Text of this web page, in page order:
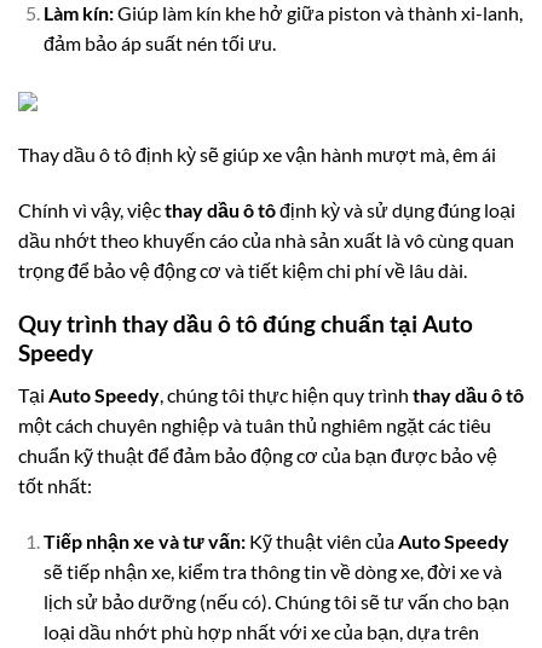
Làm kín:Giúp làm kín khe hở giữa piston và thành xi-lanh,
đảm bảo áp suất nén tối ưu.
Thay dầu ô tô định kỳ sẽ giúp xe vận hành mượt mà, êm ái
Chính vì vậy, việcthay dầu ô tôđịnh kỳ và sử dụng đúng loại
dầu nhớt theo khuyến cáo của nhà sản xuất là vô cùng quan
trọng để bảo vệ động cơ và tiết kiệm chi phí về lâu dài.
Quy trình thay dầu ô tô đúng chuẩn tại Auto
Speedy
Tại Auto Speedy, chúng tôi thực hiện quy trình thay dầu ô tô
một cách chuyên nghiệp và tuân thủ nghiêm ngặt các tiêu
chuẩn kỹ thuật để đảm bảo động cơ của bạn được bảo vệ
tốt nhất:
Tiếp nhận xe và tư vấn:Kỹ thuật viên của Auto Speedy
sẽ tiếp nhận xe, kiểm tra thông tin về dòng xe, đời xe và
lịch sử bảo dưỡng (nếu có). Chúng tôi sẽ tư vấn cho bạn
loại dầu nhớt phù hợp nhất với xe của bạn, dựa trên